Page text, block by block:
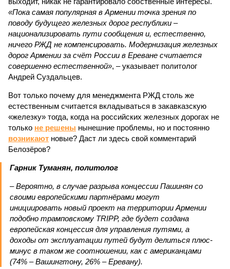
«Пока самая популярная в Армении точка зрения по
поводу будущего железных дорог рес­публики –
национализировать пути сообщения и, естественно,
ничего РЖД не компенсировать. Модернизация железных
дорог Армении за счёт России в Ереване считается
совершенно естественной», – указывает политолог
Андрей Суздальцев.
Вот только почему для менеджмента РЖД столь же
естественным считается вкладываться в закавказскую
«железку» тогда, когда на российских железных дорогах не
только не решены нынешние проблемы, но и постоянно
возникают новые? Даст ли здесь свой комментарий
Белозёров?
Гарник Туманян, политолог
– Вероятно, в случае разрыва концессии Пашинян со
своими европейскими партнёрами могут
инициировать новый проект на территории Армении
подобно трамповскому TRIPP, где будет создана
европейская концессия для управления путями, а
доходы от эксплуатации путей будут делиться плюс-
минус в таком же соотношении, как с американцами
(74% – Вашингтону, 26% – Еревану).